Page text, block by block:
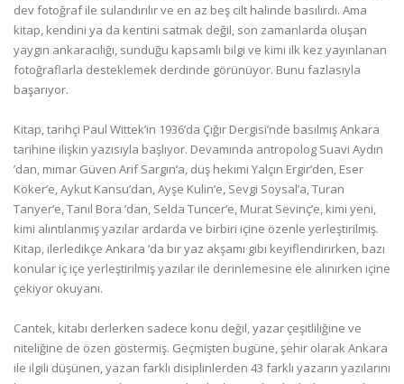
dev fotoğraf ile sulandırılır ve en az beş cilt halinde basılırdı. Ama
kitap, kendini ya da kentini satmak değil, son zamanlarda oluşan
yaygın ankaracılığı, sunduğu kapsamlı bilgi ve kimi ilk kez yayınlanan
fotoğraflarla desteklemek derdinde görünüyor. Bunu fazlasıyla
başarıyor.
Kitap, tarihçi Paul Wittek’in 1936’da Çığır Dergisi’nde basılmış Ankara
tarihine ilişkin yazısıyla başlıyor. Devamında antropolog Suavi Aydın
’dan, mimar Güven Arif Sargın’a, düş hekimi Yalçın Ergir’den, Eser
Köker’e, Aykut Kansu’dan, Ayşe Kulin’e, Sevgi Soysal’a, Turan
Tanyer’e, Tanıl Bora ’dan, Selda Tuncer’e, Murat Sevinç’e, kimi yeni,
kimi alıntılanmış yazılar ardarda ve birbiri içine özenle yerleştirilmiş.
Kitap, ilerledikçe Ankara ’da bir yaz akşamı gibi keyiflendirirken, bazı
konular iç içe yerleştirilmiş yazılar ile derinlemesine ele alınırken içine
çekiyor okuyanı.
Cantek, kitabı derlerken sadece konu değil, yazar çeşitliliğine ve
niteliğine de özen göstermiş. Geçmişten bugüne, şehir olarak Ankara
ile ilgili düşünen, yazan farklı disiplinlerden 43 farklı yazarın yazılarını